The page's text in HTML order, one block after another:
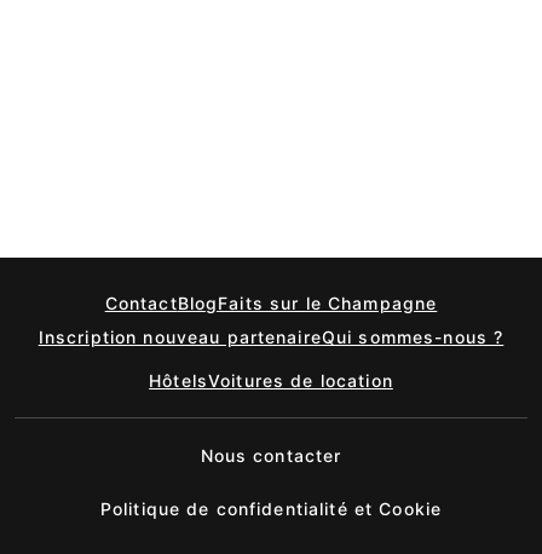
ContactBlogFaits sur le Champagne
Inscription nouveau partenaireQui sommes-nous ?
HôtelsVoitures de location
Nous contacter
Politique de confidentialité et Cookie